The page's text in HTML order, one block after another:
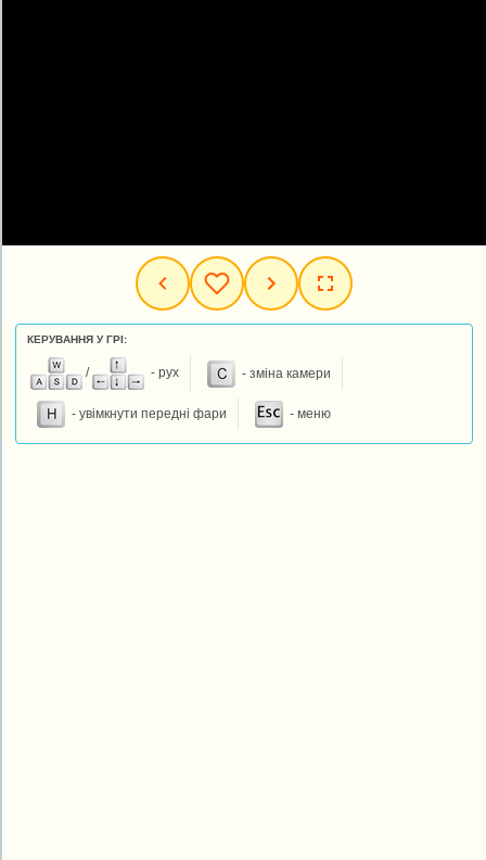
КЕРУВАННЯ У ГРІ:
/ - рух - зміна камери
- увімкнути передні фари - меню